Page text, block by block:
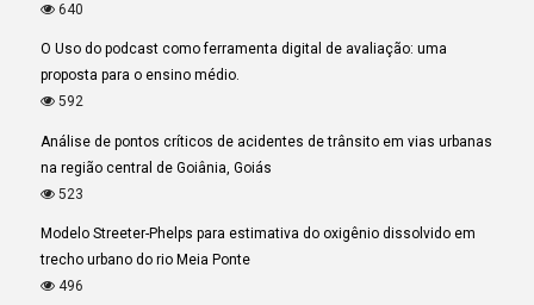
640
O Uso do podcast como ferramenta digital de avaliação: uma
proposta para o ensino médio.
592
Análise de pontos críticos de acidentes de trânsito em vias urbanas
na região central de Goiânia, Goiás
523
Modelo Streeter-Phelps para estimativa do oxigênio dissolvido em
trecho urbano do rio Meia Ponte
496